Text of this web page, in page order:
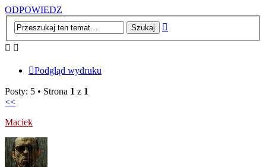
ODPOWIEDZ
Podgląd wydruku
Posty: 5 • Strona 1 z 1
<<
Maciek